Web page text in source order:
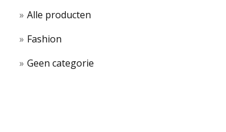
Alle producten
Fashion
Geen categorie